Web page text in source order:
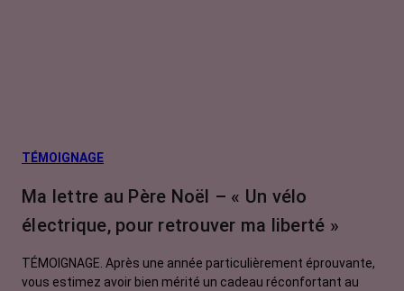
TÉMOIGNAGE
Ma lettre au Père Noël – « Un vélo
électrique, pour retrouver ma liberté »
TÉMOIGNAGE. Après une année particulièrement éprouvante,
vous estimez avoir bien mérité un cadeau réconfortant au